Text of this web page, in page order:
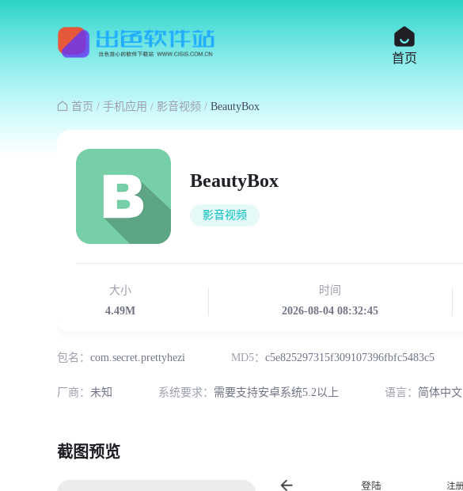
首页
 首页 / 手机应用 / 影音视频 / BeautyBox
BeautyBox
影音视频
大小
4.49M
时间
2026-08-04 08:32:45
包名： com.secret.prettyhezi MD5： c5e825297315f309107396fbfc5483c5
厂商： 未知 系统要求： 需要支持安卓系统5.2以上 语言： 简体中文
截图预览